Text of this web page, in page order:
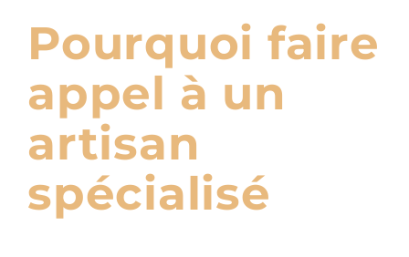
Pourquoi faire
appel à un
artisan
spécialisé